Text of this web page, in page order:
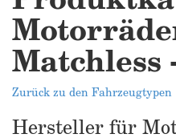
Matchless
Zurück zu den Fahrzeugtypen
Hersteller für